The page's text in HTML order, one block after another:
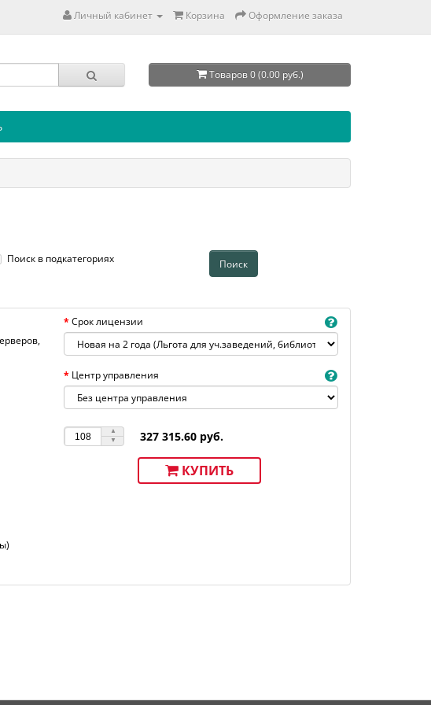
Личный кабинет Корзина Оформление заказа
Товаров 0 (0.00 руб.)
Поиск в подкатегориях
Срок лицензии
Центр управления
327 315.60 руб.
КУПИТЬ